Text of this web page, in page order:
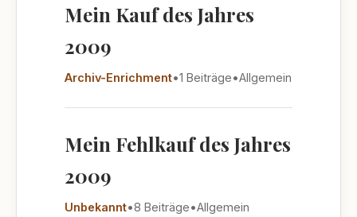
Mein Kauf des Jahres
2009
Archiv-Enrichment•1 Beiträge•Allgemein
Mein Fehlkauf des Jahres
2009
Unbekannt•8 Beiträge•Allgemein